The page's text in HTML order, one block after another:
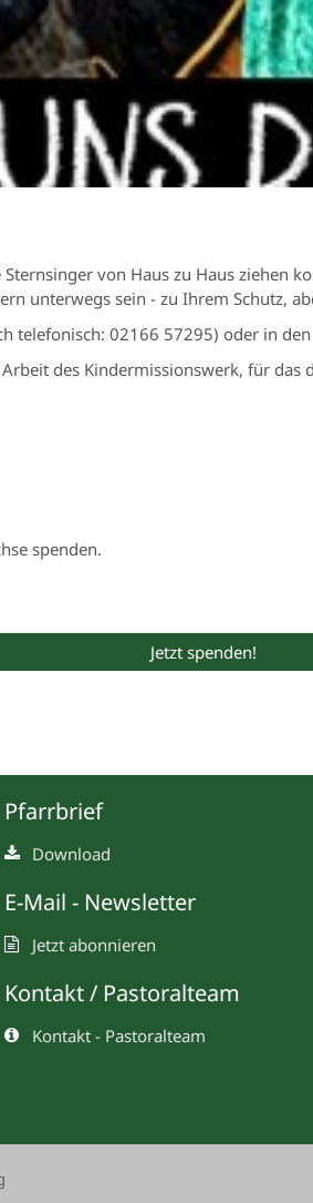
von Haus zu Haus ziehen
unterwegs sein - zu Ihrem Schutz,
telefonisch: 02166 57295) oder in
des Kindermissionswerk, für das
spenden.
Jetzt spenden!
Pfarrbrief
Download
E-Mail - Newsletter
Jetzt abonnieren
Kontakt / Pastoralteam
Kontakt - Pastoralteam